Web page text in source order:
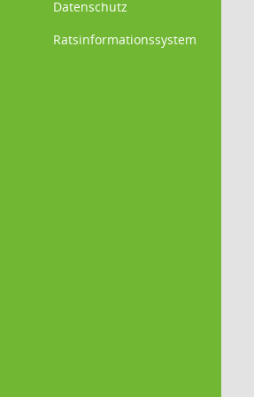
Datenschutz
Ratsinformationssystem